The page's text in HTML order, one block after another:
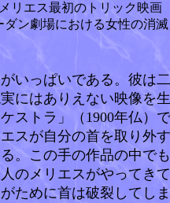
メリエス最初のトリック映画
ダン劇場における女性の消滅
いっぱいである。彼は
にはありえない映像を
ストラ」（1900年仏）
スが自分の首を取り外
。この手の作品の中で
のメリエスがやってき
ために首は破裂してし